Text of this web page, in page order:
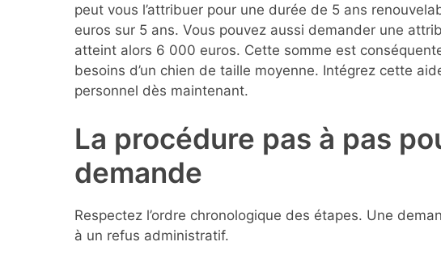
peut vous l’attribuer pour une durée de 5 ans
euros sur 5 ans. Vous pouvez aussi demander une
atteint alors 6 000 euros. Cette somme est
besoins d’un chien de taille moyenne. Intégrez cette
personnel dès maintenant.
La procédure pas à pas
demande
Respectez l’ordre chronologique des étapes. Une
à un refus administratif.